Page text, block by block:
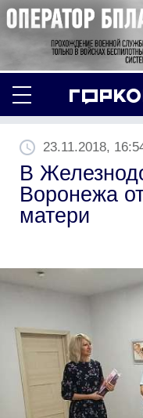
23.11.2018,
В
Воронежа
матери